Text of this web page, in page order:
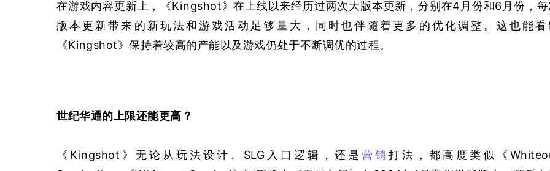
在游戏内容更新上，《Kingshot》在上线以来经历过两次大版本更新，分别在4月份和6月份，每
版本更新带来的新玩法和游戏活动足够量大，同时也伴随着更多的优化调整。这也能看
《Kingshot》保持着较高的产能以及游戏仍处于不断调优的过程。
世纪华通的上限还能更高？
《Kingshot》无论从玩法设计、SLG入口逻辑，还是 营销 打法，都高度类似《